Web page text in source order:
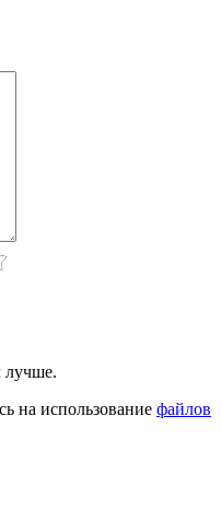
лучше.
на использование файлов